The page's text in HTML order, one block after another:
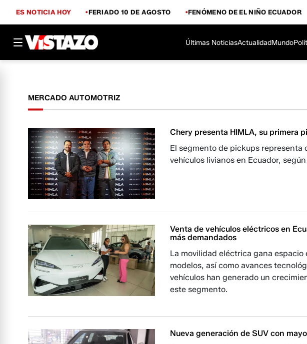
ES NOTICIA HOY FERIADO 10 DE AGOSTO FENÓMENO DE EL NIÑO ECUADOR
Últimas NoticiasActualidadMundo
MERCADO AUTOMOTRIZ
Chery presenta HIMLA, su primera
El segmento de pickups representa
vehículos livianos en Ecuador, según
Venta de vehículos eléctricos en
más demandados
La movilidad eléctrica gana espacio
modelos, así como avances
vehículos han generado un
este segmento.
Nueva generación de SUV con